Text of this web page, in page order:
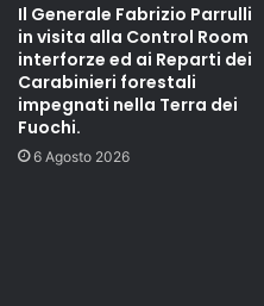
Il Generale Fabrizio Parrulli
in visita alla Control Room
interforze ed ai Reparti dei
Carabinieri forestali
impegnati nella Terra dei
Fuochi.
6 Agosto 2026